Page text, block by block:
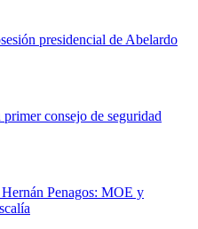
presidencial de Abelardo
consejo de seguridad
Penagos: MOE y